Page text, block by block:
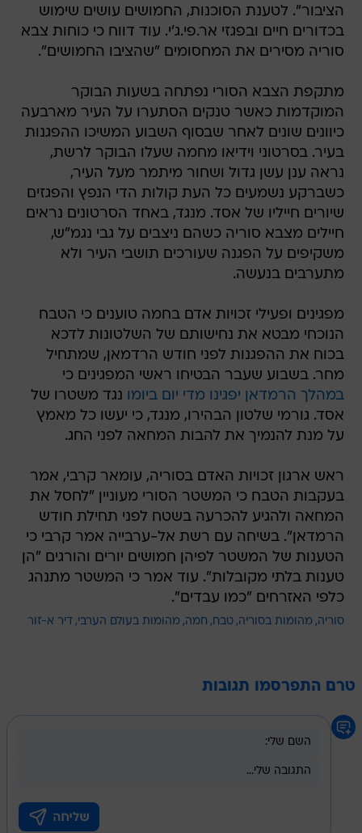
הציבור". לטענת הסוכנות, החמושים עושים שימוש
בכדורים חיים ובפגזי אר.פי.ג'י. עוד דווח כי כוחות צבא
סוריה מסירים את המחסומים "שהציבו החמושים".
מתקפת הצבא הסורי נפתחה בשעות הבוקר
המוקדמות כאשר טנקים הסתערו על העיר מארבעה
כיוונים שונים לאחר שבסוף השבוע המשיכו ההפגנות
בעיר. בסרטוני וידיאו מחמה שעלו הבוקר לרשת,
נראה ענן עשן גדול ושחור מיתמר מעל העיר,
כשברקע נשמעים כל העת קולות הדי הנפץ והפגזים
שיורים חייליו של אסד. מנגד, באחד הסרטונים נראים
חיילים מצבא סוריה כשהם ניצבים על גבי נגמ"ש,
משקיפים על הפגנה שעורכים תושבי העיר ולא
מתערבים בנעשה.
מפגינים ופעילי זכויות אדם בחמה טוענים כי הטבח
הנוכחי מבטא את נחישותם של השלטונות לדכא
בכוח את ההפגנות לפני חודש הרדמאן, שמתחיל
מחר. בשבוע שעבר הבטיחו ראשי המפגינים כי
במהלך הרמדאן יפגינו מדי יום ביומו נגד משטרו של
אסד. גורמי שלטון הבהירו, מנגד, כי יעשו כל מאמץ
על מנת להנמיך את להבות המחאה לפני החג.
ראש ארגון זכויות האדם בסוריה, עומאר קרבי, אמר
בעקבות הטבח כי המשטר הסורי מעוניין "לחסל את
המחאה ולהגיע להכרעה בשטח לפני תחילת חודש
הרמדאן". בשיחה עם רשת אל-ערבייה אמר קרבי כי
הטענות של המשטר לפיהן חמושים יורים והורגים "הן
טענות בלתי מקובלות". עוד אמר כי המשטר מתנהג
כלפי האזרחים "כמו עבדים".
סוריה מהומות בסוריה טבח חמה מהומות בעולם הערבי דיר א-זור
טרם התפרסמו תגובות